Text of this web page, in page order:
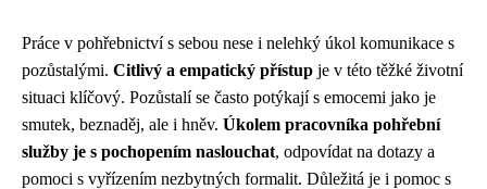
Práce v pohřebnictví s sebou nese i nelehký úkol komunikace s
pozůstalými. Citlivý a empatický přístup je v této těžké životní
situaci klíčový. Pozůstalí se často potýkají s emocemi jako je
smutek, beznaděj, ale i hněv. Úkolem pracovníka pohřební
služby je s pochopením naslouchat, odpovídat na dotazy a
pomoci s vyřízením nezbytných formalit. Důležitá je i pomoc s